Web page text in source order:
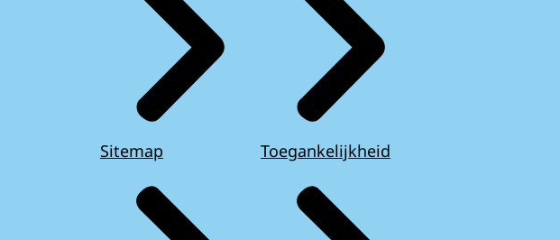
Sitemap Toegankelijkheid